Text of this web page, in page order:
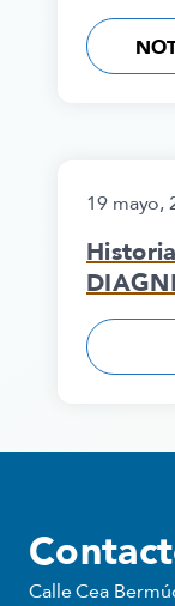
19 mayo,
Calle Cea